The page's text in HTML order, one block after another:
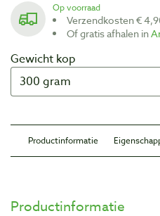
Op voorraad
Verzendkosten €
Of gratis afhalen in
Gewicht kop
Productinformatie
Productinformatie